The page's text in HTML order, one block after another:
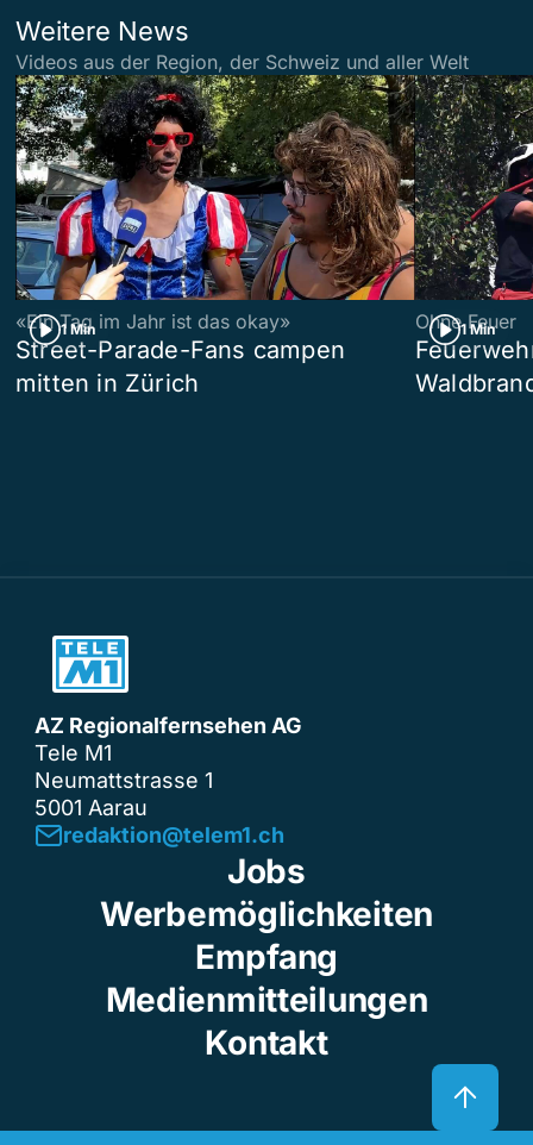
Weitere News
Videos aus der Region, der Schweiz und aller Welt
1 Min
«Ein Tag im Jahr ist das okay»
Street-Parade-Fans campen
mitten in Zürich
1 Min
Ohne Feuer
AZ Regionalfernsehen AG
Tele M1
Neumattstrasse 1
5001 Aarau
redaktion@telem1.ch
Jobs
Werbemöglichkeiten
Empfang
Medienmitteilungen
Kontakt